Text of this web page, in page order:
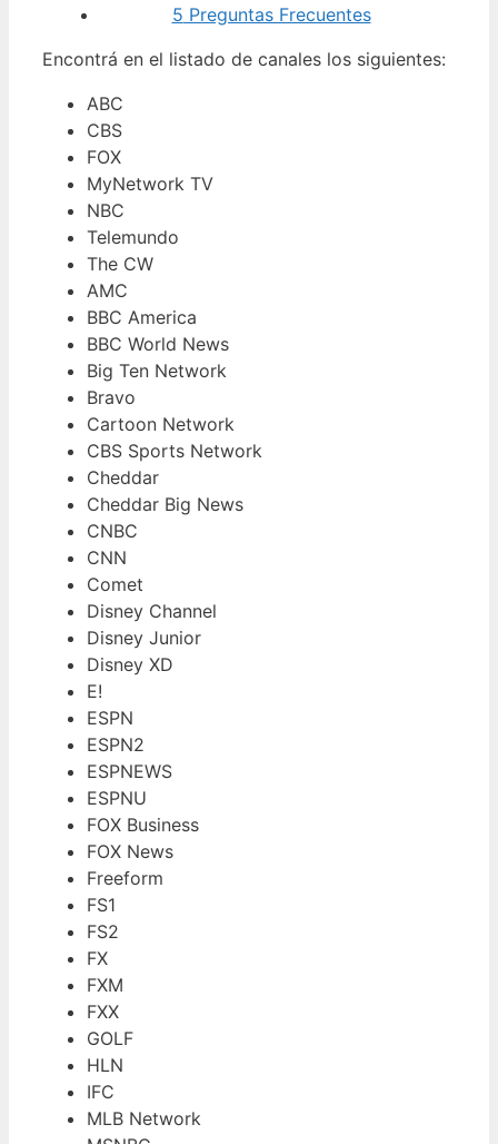
5 Preguntas Frecuentes
Encontrá en el listado de canales los siguientes:
ABC
CBS
FOX
MyNetwork TV
NBC
Telemundo
The CW
AMC
BBC America
BBC World News
Big Ten Network
Bravo
Cartoon Network
CBS Sports Network
Cheddar
Cheddar Big News
CNBC
CNN
Comet
Disney Channel
Disney Junior
Disney XD
E!
ESPN
ESPN2
ESPNEWS
ESPNU
FOX Business
FOX News
Freeform
FS1
FS2
FX
FXM
FXX
GOLF
HLN
IFC
MLB Network